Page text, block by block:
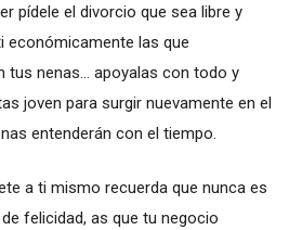
pídele el divorcio que sea libre y
económicamente las que
tus nenas... apoyalas con todo y
joven para surgir nuevamente en el
entenderán con el tiempo.
a ti mismo recuerda que nunca es
felicidad, as que tu negocio